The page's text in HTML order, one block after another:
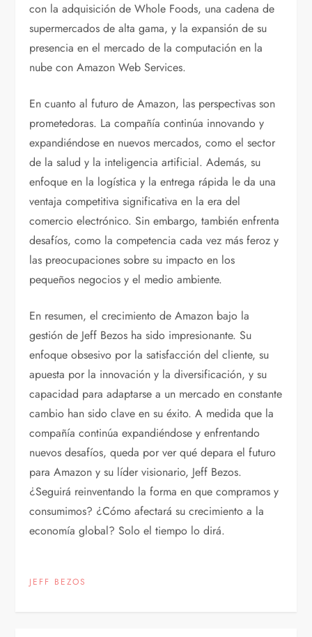
con la adquisición de Whole Foods, una cadena de
supermercados de alta gama, y la expansión de su
presencia en el mercado de la computación en la
nube con Amazon Web Services.
En cuanto al futuro de Amazon, las perspectivas son
prometedoras. La compañía continúa innovando y
expandiéndose en nuevos mercados, como el sector
de la salud y la inteligencia artificial. Además, su
enfoque en la logística y la entrega rápida le da una
ventaja competitiva significativa en la era del
comercio electrónico. Sin embargo, también enfrenta
desafíos, como la competencia cada vez más feroz y
las preocupaciones sobre su impacto en los
pequeños negocios y el medio ambiente.
En resumen, el crecimiento de Amazon bajo la
gestión de Jeff Bezos ha sido impresionante. Su
enfoque obsesivo por la satisfacción del cliente, su
apuesta por la innovación y la diversificación, y su
capacidad para adaptarse a un mercado en constante
cambio han sido clave en su éxito. A medida que la
compañía continúa expandiéndose y enfrentando
nuevos desafíos, queda por ver qué depara el futuro
para Amazon y su líder visionario, Jeff Bezos.
¿Seguirá reinventando la forma en que compramos y
consumimos? ¿Cómo afectará su crecimiento a la
economía global? Solo el tiempo lo dirá.
JEFF BEZOS